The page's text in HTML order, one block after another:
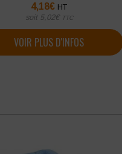
4,18€ HT
soit 5,02€ TTC
VOIR PLUS D'INFOS